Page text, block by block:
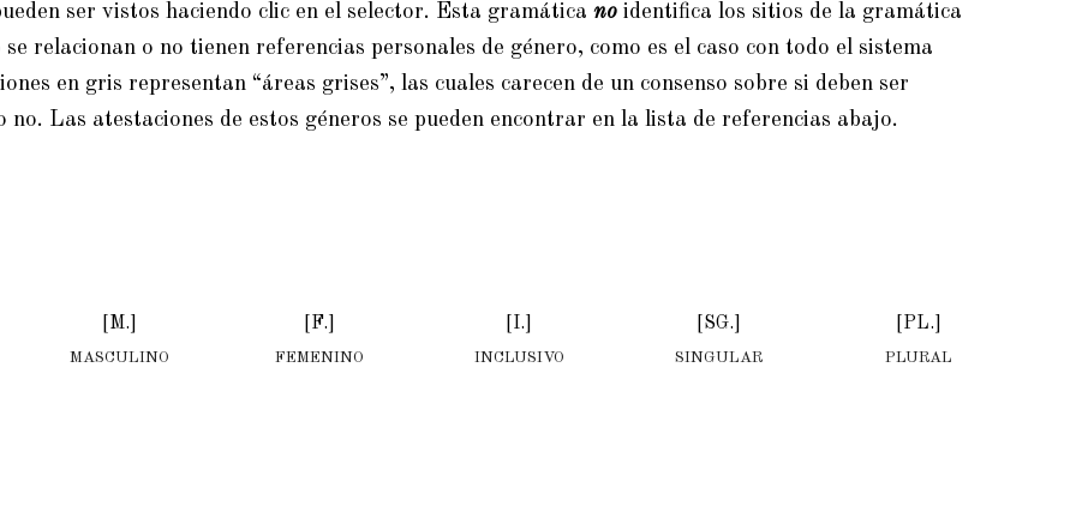
ser vistos haciendo clic en el selector. Esta gramáticanoidentifica los sitios de la gramática
se relacionan o no tienen referencias personales de género, como es el caso con todo el sistema
en gris representan “áreas grises”, las cuales carecen de un consenso sobre si deben ser
no. Las atestaciones de estos géneros se pueden encontrar en la lista de referencias abajo.
[M.]
MASCULINO
[F.]
FEMENINO
[I.]
INCLUSIVO
[SG.]
SINGULAR
[PL.]
PLURAL